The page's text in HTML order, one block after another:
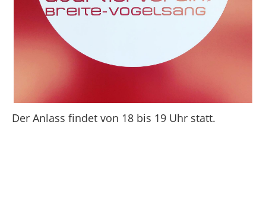
Der Anlass findet von 18 bis 19 Uhr statt.